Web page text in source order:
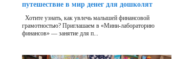
путешествие в мир денег для дошколят
Хотите узнать, как увлечь малышей финансовой
грамотностью? Приглашаем в «Мини‑лабораторию
финансов» — занятие для п...